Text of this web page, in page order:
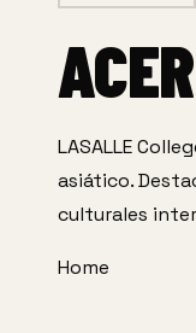
LASALLE
asiático.
culturales
Home